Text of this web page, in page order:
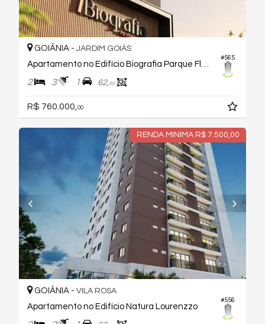
#565
GOIÂNIA - JARDIM GOIÁS
2 3 1 62,00
R$ 760.000, 00
RENDA MINIMA R$ 7.500,00
#556
GOIÂNIA - VILA ROSA
Apartamento no Edifício Natura Lourenzzo